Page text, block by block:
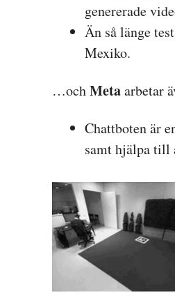
genererade
Än så länge
Mexiko.
…ochMetaarbetar
Chattboten är
samt hjälpa till